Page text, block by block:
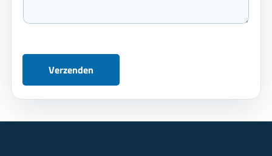
Verzenden